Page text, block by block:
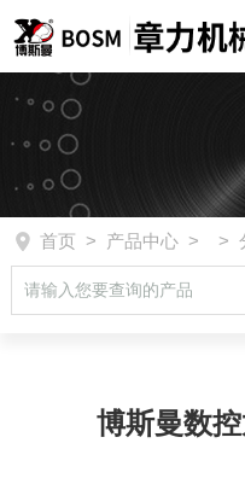
首页 > 产品中心> >
博斯曼数